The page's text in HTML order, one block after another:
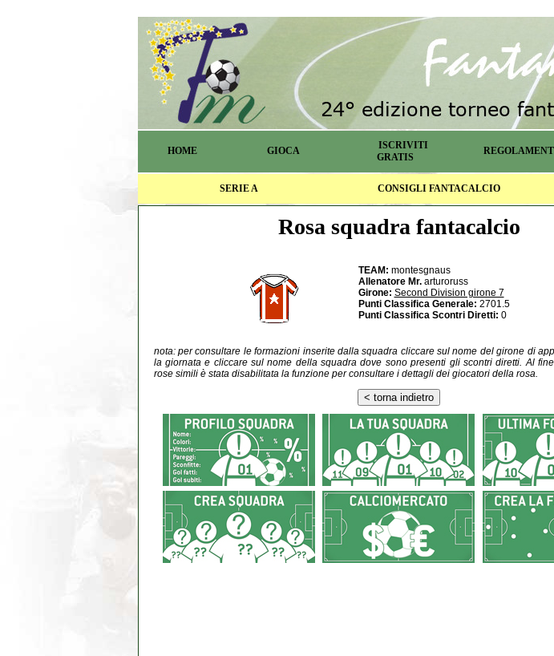
HOME GIOCA
ISCRIVITI
GRATIS
SERIE A CONSIGLI FANTACALCIO
Rosa squadra fantacalcio
TEAM: montesgnaus
Allenatore Mr. arturoruss
Girone: Second Division girone 7
Punti Classifica Generale: 2701.5
Punti Classifica Scontri Diretti: 0
nota: per consultare le formazioni inserite dalla squadra cliccare sul nome del girone di
la giornata e cliccare sul nome della squadra dove sono presenti gli scontri diretti. Al
rose simili è stata disabilitata la funzione per consultare i dettagli dei giocatori della rosa.